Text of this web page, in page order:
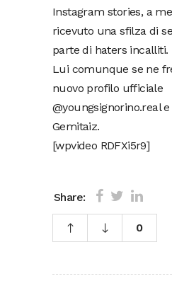
Instagram stories, a
ricevuto una sfilza di
parte di haters incalliti.
Lui comunque se ne
nuovo profilo ufficiale
@youngsignorino.real
Gemitaiz.
[wpvideo RDFXi5r9]
Share:
0